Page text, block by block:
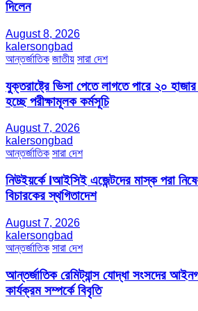
দিলেন
August 8, 2026
kalersongbad
আন্তর্জাতিক জাতীয় সারা দেশ
যুক্তরাষ্ট্রে ভিসা পেতে লাগতে পারে ২০
হচ্ছে পরীক্ষামূলক কর্মসূচি
August 7, 2026
kalersongbad
আন্তর্জাতিক সারা দেশ
নিউইয়র্কে Iআইসিই এজেন্টদের মাস্ক পরা
বিচারকের স্থগিতাদেশ
August 7, 2026
kalersongbad
আন্তর্জাতিক সারা দেশ
আন্তর্জাতিক রেমিট্যান্স যোদ্ধা সংসদের
কার্যক্রম সম্পর্কে বিবৃতি